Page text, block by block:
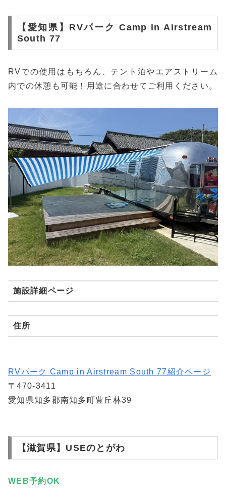
【愛知県】RVパーク Camp in Airstream
South 77
RVでの使用はもちろん、テント泊やエアストリーム
内での休憩も可能！用途に合わせてご利用ください。
施設詳細ページ
住所
RVパーク Camp in Airstream South 77紹介ページ
〒470-3411
愛知県知多郡南知多町豊丘林39
【滋賀県】USEのとがわ
WEB予約OK